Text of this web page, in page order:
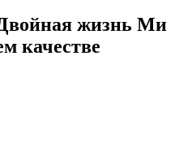
жизнь Ми
качестве